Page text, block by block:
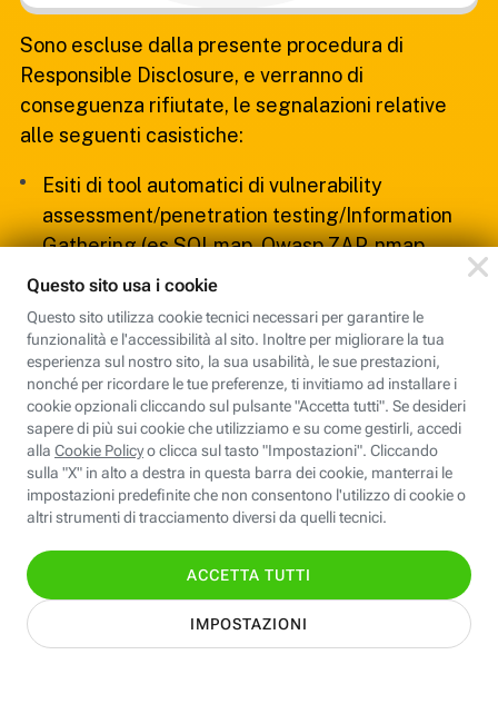
Sono escluse dalla presente procedura di
Responsible Disclosure, e verranno di
conseguenza rifiutate, le segnalazioni relative
alle seguenti casistiche:
Esiti di tool automatici di vulnerability
assessment/penetration testing/Information
Gathering (es SQLmap, Owasp ZAP, nmap,
etc.);
Esiti di test fisici sulle reti (es. open door,
tailgating);
Esiti di attacchi di Denial of Service (DoS,
DDoS), per i quali Fastweb si riserva di
intraprendere dovuti provvedimenti;
Tutte le segnalazioni non inerenti al processo
di Responsible Disclosure. Tali segnalazioni non
saranno prese in considerazione e non saranno
forniti riscontri in merito. Per problematiche di
phishing e/o spam si suggerisce di contattare
la casellaabuse@fastweb.it, mentre per
problematiche relative alla privacy si